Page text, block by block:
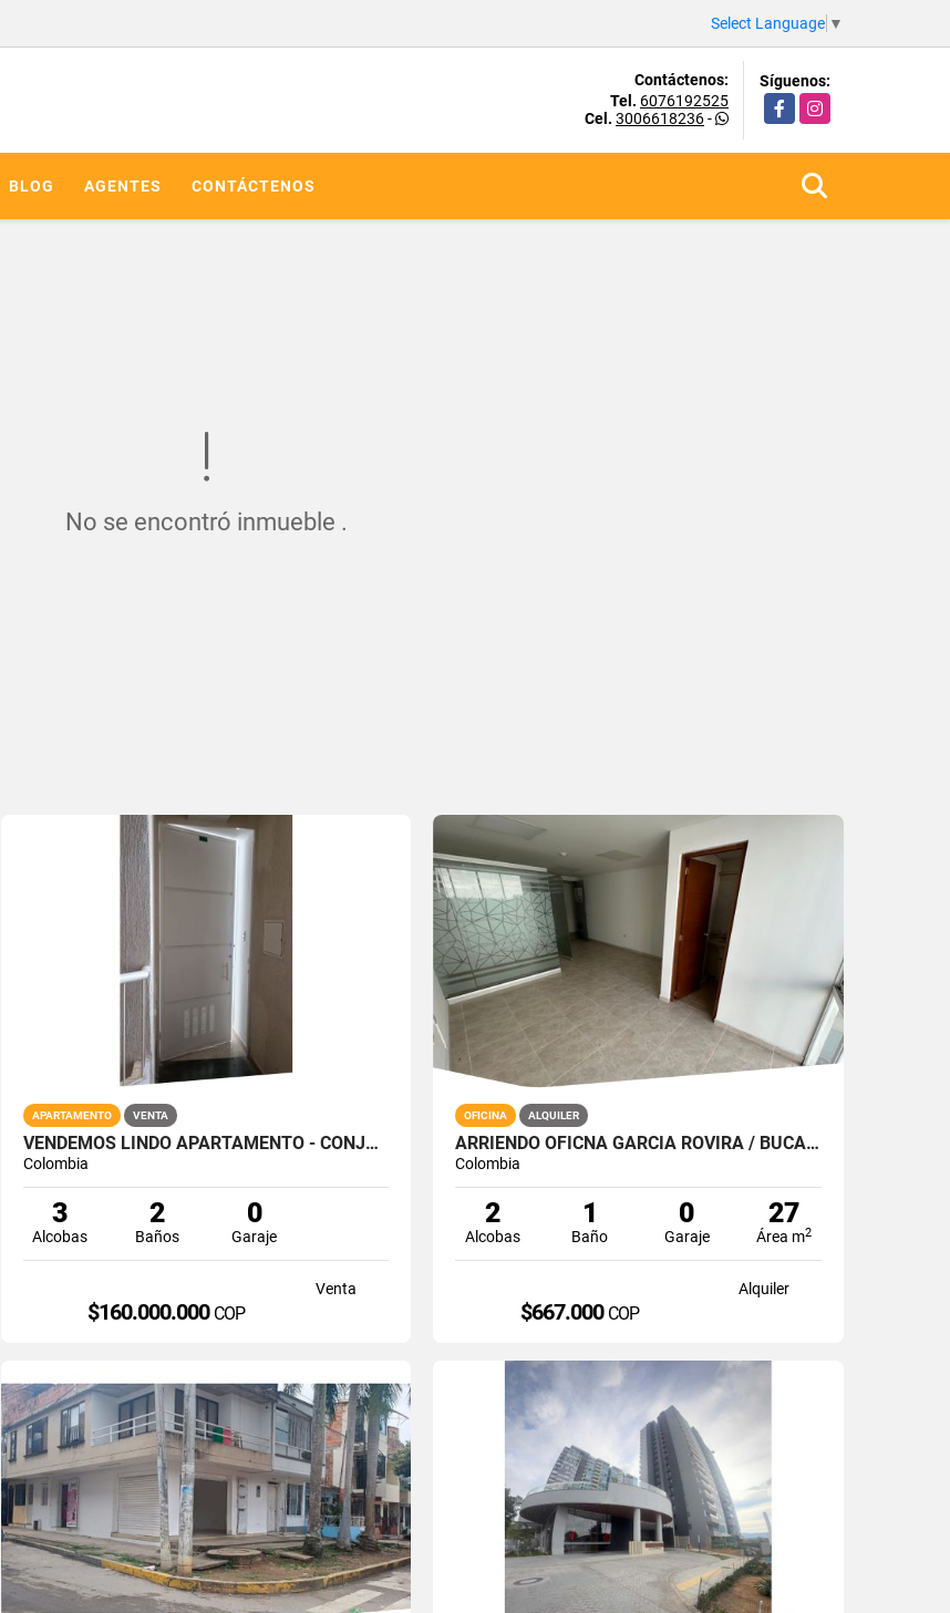
Select Language ▼
Contáctenos:
Tel. 6076192525
Cel. 3006618236-
Síguenos:
FacebookInstagram
BLOG AGENTES CONTÁCTENOS
No se encontró inmueble .
APARTAMENTO VENTA
VENDEMOS LINDO APARTAMENTO - CONJUNTO TRAPICHE / PIEDECUESTA
Colombia
3
Alcobas
2
Baños
0
Garaje
Venta
$160.000.000 COP
OFICINA ALQUILER
ARRIENDO OFICNA GARCIA ROVIRA / BUCARAMANGA
Colombia
2
Alcobas
1
Baño
0
Garaje
27
Área m2
Alquiler
$667.000 COP